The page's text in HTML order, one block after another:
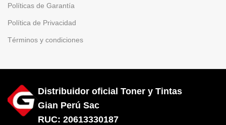
Políticas de Garantía
Política de Privacidad
Términos y condiciones
Distribuidor oficial Toner y Tintas
Gian Perú Sac
RUC: 20613330187